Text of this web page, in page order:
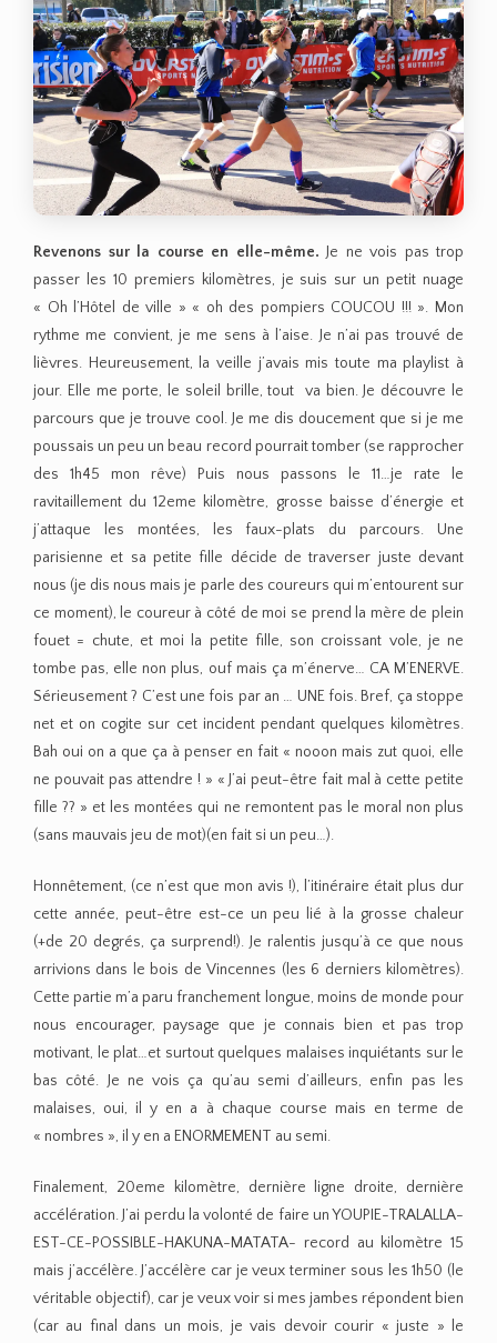
Revenons sur la course en elle-même. Je ne vois pas trop
passer les 10 premiers kilomètres, je suis sur un petit nuage
« Oh l’Hôtel de ville » « oh des pompiers COUCOU !!! ». Mon
rythme me convient, je me sens à l’aise. Je n’ai pas trouvé de
lièvres. Heureusement, la veille j’avais mis toute ma playlist à
jour. Elle me porte, le soleil brille, tout va bien. Je découvre le
parcours que je trouve cool. Je me dis doucement que si je me
poussais un peu un beau record pourrait tomber (se rapprocher
des 1h45 mon rêve) Puis nous passons le 11…je rate le
ravitaillement du 12eme kilomètre, grosse baisse d’énergie et
j’attaque les montées, les faux-plats du parcours. Une
parisienne et sa petite fille décide de traverser juste devant
nous (je dis nous mais je parle des coureurs qui m’entourent sur
ce moment), le coureur à côté de moi se prend la mère de plein
fouet = chute, et moi la petite fille, son croissant vole, je ne
tombe pas, elle non plus, ouf mais ça m’énerve… CA M’ENERVE.
Sérieusement ? C’est une fois par an … UNE fois. Bref, ça stoppe
net et on cogite sur cet incident pendant quelques kilomètres.
Bah oui on a que ça à penser en fait « nooon mais zut quoi, elle
ne pouvait pas attendre ! » « J’ai peut-être fait mal à cette petite
fille ?? » et les montées qui ne remontent pas le moral non plus
(sans mauvais jeu de mot)(en fait si un peu…).
Honnêtement, (ce n’est que mon avis !), l’itinéraire était plus dur
cette année, peut-être est-ce un peu lié à la grosse chaleur
(+de 20 degrés, ça surprend!). Je ralentis jusqu’à ce que nous
arrivions dans le bois de Vincennes (les 6 derniers kilomètres).
Cette partie m’a paru franchement longue, moins de monde pour
nous encourager, paysage que je connais bien et pas trop
motivant, le plat…et surtout quelques malaises inquiétants sur le
bas côté. Je ne vois ça qu’au semi d’ailleurs, enfin pas les
malaises, oui, il y en a à chaque course mais en terme de
« nombres », il y en a ENORMEMENT au semi.
Finalement, 20eme kilomètre, dernière ligne droite, dernière
accélération. J’ai perdu la volonté de faire un YOUPIE-TRALALLA-
EST-CE-POSSIBLE-HAKUNA-MATATA- record au kilomètre 15
mais j’accélère. J’accélère car je veux terminer sous les 1h50 (le
véritable objectif), car je veux voir si mes jambes répondent bien
(car au final dans un mois, je vais devoir courir « juste » le